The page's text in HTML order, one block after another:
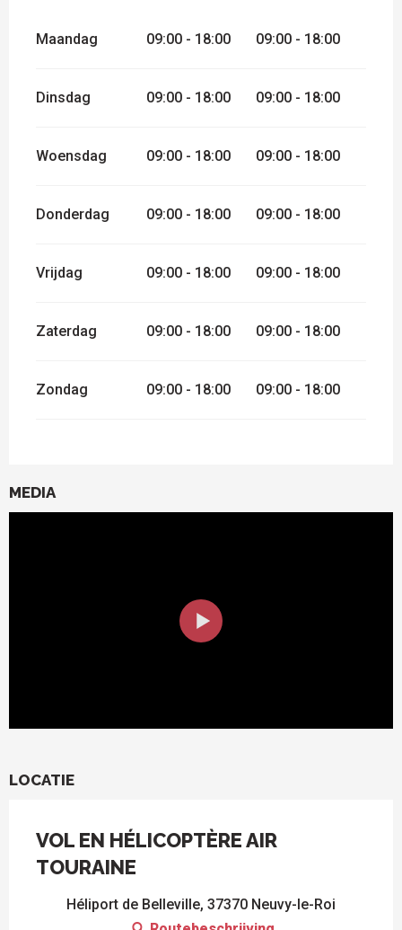
Maandag 09:00 - 18:00 09:00 - 18:00
Dinsdag 09:00 - 18:00 09:00 - 18:00
Woensdag 09:00 - 18:00 09:00 - 18:00
Donderdag 09:00 - 18:00 09:00 - 18:00
Vrijdag 09:00 - 18:00 09:00 - 18:00
Zaterdag 09:00 - 18:00 09:00 - 18:00
Zondag 09:00 - 18:00 09:00 - 18:00
MEDIA
LOCATIE
VOL EN HÉLICOPTÈRE AIR
TOURAINE
Héliport de Belleville, 37370 Neuvy-le-Roi